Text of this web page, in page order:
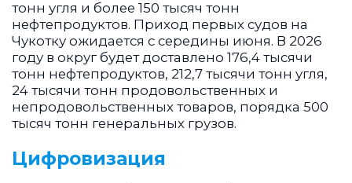
тонн угля и более 150 тысяч тонн
нефтепродуктов. Приход первых судов на
Чукотку ожидается с середины июня. В 2026
году в округ будет доставлено 176,4 тысячи
тонн нефтепродуктов, 212,7 тысячи тонн угля,
24 тысячи тонн продовольственных и
непродовольственных товаров, порядка 500
тысяч тонн генеральных грузов.
Цифровизация